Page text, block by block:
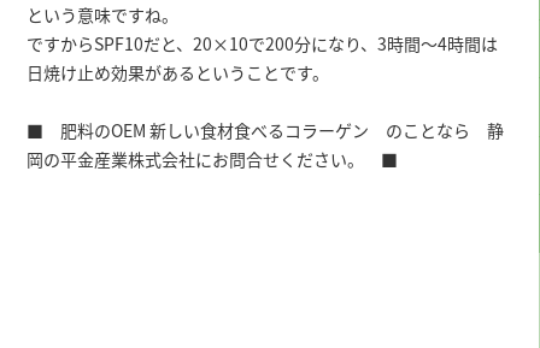
という意味ですね。
ですからSPF10だと、20×10で200分になり、3時間～4時間は
日焼け止め効果があるということです。
■ 肥料のOEM 新しい食材食べるコラーゲン のことなら 静
岡の平金産業株式会社にお問合せください。 ■